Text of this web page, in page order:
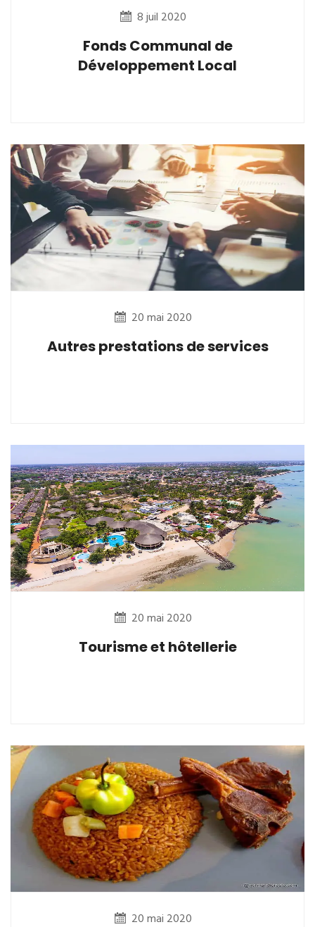
8 juil 2020
Fonds Communal de
Développement Local
20 mai 2020
Autres prestations de services
20 mai 2020
Tourisme et hôtellerie
20 mai 2020